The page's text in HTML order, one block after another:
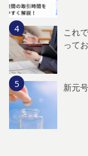
これ
って
新元